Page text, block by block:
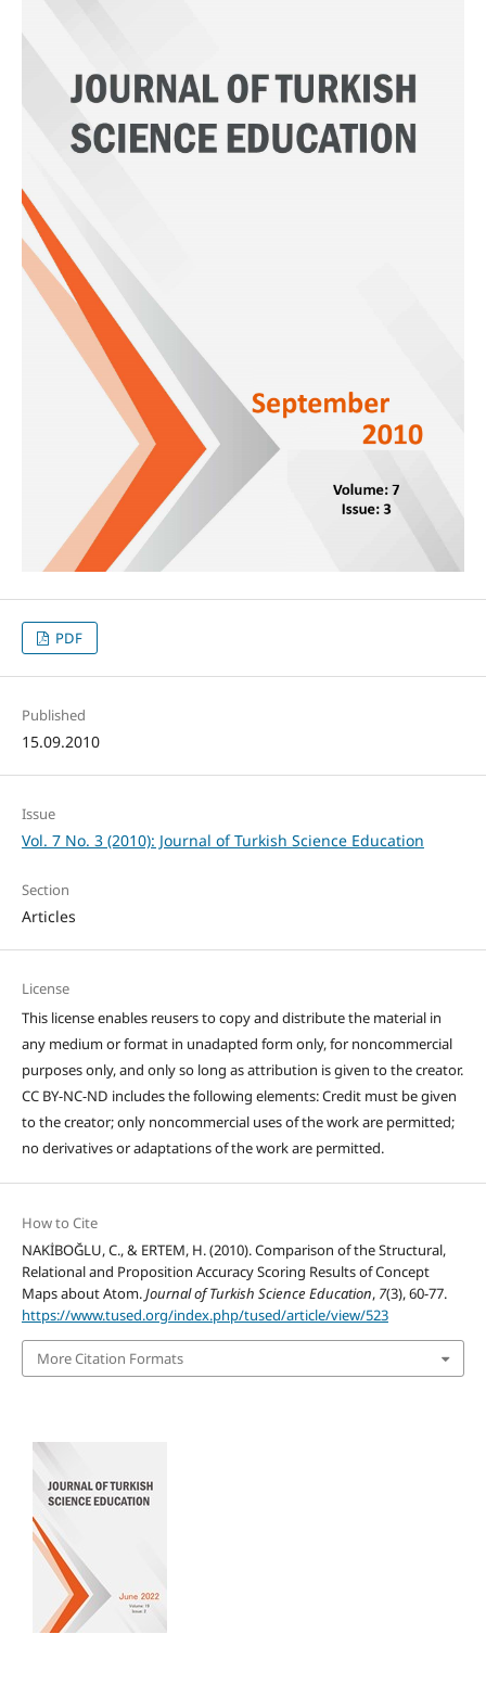
PDF
Published
15.09.2010
Issue
Vol. 7 No. 3 (2010): Journal of Turkish Science Education
Section
Articles
License
This license enables reusers to copy and distribute the material in
any medium or format in unadapted form only, for noncommercial
purposes only, and only so long as attribution is given to the creator.
CC BY-NC-ND includes the following elements: Credit must be given
to the creator; only noncommercial uses of the work are permitted;
no derivatives or adaptations of the work are permitted.
How to Cite
NAKİBOĞLU, C., & ERTEM, H. (2010). Comparison of the Structural,
Relational and Proposition Accuracy Scoring Results of Concept
Maps about Atom.Journal of Turkish Science Education, 7(3), 60-77.
https://www.tused.org/index.php/tused/article/view/523
More Citation Formats